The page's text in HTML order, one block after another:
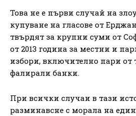
Това не е първи случай на
купуване на гласове от
твърдят за крупни суми от
от 2013 година за местни и
избори, включително пари от
фалирали банки.
При всички случаи в тази
разминавсне с морала на